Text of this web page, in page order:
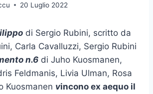
20 Luglio 2022
di Sergio Rubini, scritto da
Carla Cavalluzzi, Sergio Rubini
n.6 di Juho Kuosmanen,
Feldmanis, Livia Ulman, Rosa
Kuosmanen vincono ex aequo il